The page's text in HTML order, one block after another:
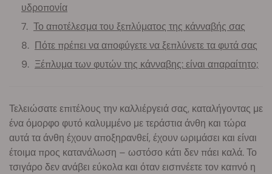
υδροπονία
Το αποτέλεσμα του ξεπλύματος της κάνναβής σας
Πότε πρέπει να αποφύγετε να ξεπλύνετε τα φυτά σας
Ξέπλυμα των φυτών της κάνναβης: είναι απαραίτητο;
Τελειώσατε επιτέλους την καλλιέργειά σας, καταλήγοντας με
ένα όμορφο φυτό καλυμμένο με τεράστια άνθη και τώρα
αυτά τα άνθη έχουν αποξηρανθεί, έχουν ωριμάσει και είναι
έτοιμα προς κατανάλωση – ωστόσο κάτι δεν πάει καλά. Το
τσιγάρο δεν ανάβει εύκολα και όταν εισπνέετε τον καπνό η